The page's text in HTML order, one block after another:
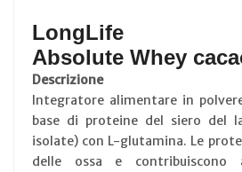
LongLife
Absolute Whey
Descrizione
Integratore alimentare in
base di proteine del siero del
isolate) con L-glutamina. Le
delle ossa e